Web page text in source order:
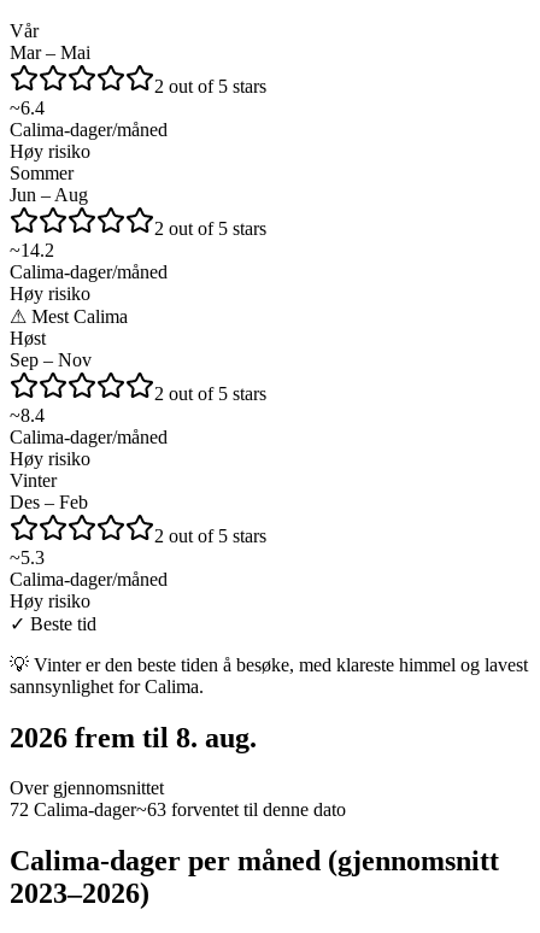
Vår
Mar – Mai
2 out of 5 stars
~6.4
Calima-dager/måned
Høy risiko
Sommer
Jun – Aug
2 out of 5 stars
~14.2
Calima-dager/måned
Høy risiko
⚠ Mest Calima
Høst
Sep – Nov
2 out of 5 stars
~8.4
Calima-dager/måned
Høy risiko
Vinter
Des – Feb
2 out of 5 stars
~5.3
Calima-dager/måned
Høy risiko
✓ Beste tid
💡 Vinter er den beste tiden å besøke, med klareste himmel og lavest
sannsynlighet for Calima.
2026 frem til 8. aug.
Over gjennomsnittet
72 Calima-dager~63 forventet til denne dato
Calima-dager per måned (gjennomsnitt
2023–2026)